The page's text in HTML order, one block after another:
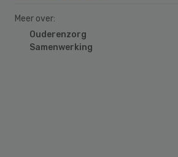
Meer over:
Ouderenzorg
Samenwerking